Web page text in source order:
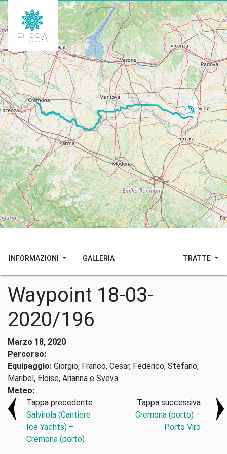
INFORMAZIONI GALLERIA TRATTE
Waypoint 18-03-
2020/196
Marzo 18, 2020
Percorso:
Equipaggio: Giorgio, Franco, Cesar, Federico, Stefano,
Maribel, Eloise, Arianna e Sveva
Meteo:
Tappa precedente
Salvirola (Cantiere
Ice Yachts) –
Cremona (porto)
Tappa successiva
Cremona (porto) –
Porto Viro